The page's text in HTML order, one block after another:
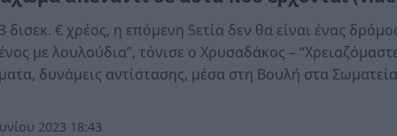
δισεκ. € χρέος, η επόμενη 5ετία δεν θα είναι ένας
με λουλούδια”, τόνισε ο Χρυσαδάκος –
δυνάμεις αντίστασης, μέσα στη Βουλή στα
2023 18:43